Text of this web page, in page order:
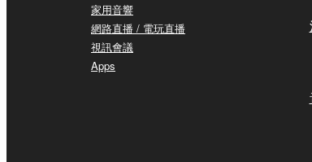
家用音響
網路直播 / 電玩直播
視訊會議
Apps